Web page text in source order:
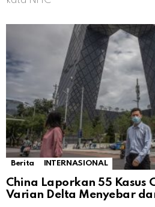
Berita INTERNASIONAL
China Laporkan 55 Kasus
Varian Delta Menyebar